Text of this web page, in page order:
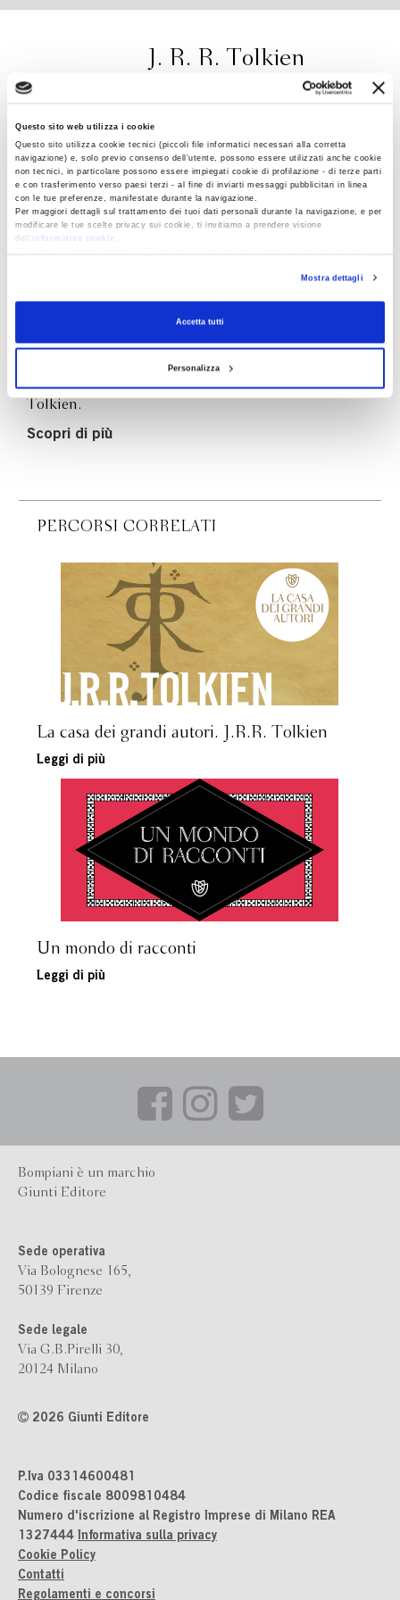
Questo sito web utilizza i cookie
Questo sito utilizza cookie tecnici (piccoli file informatici necessari alla corretta
navigazione) e, solo previo consenso dell’utente, possono essere utilizzati anche cookie
non tecnici, in particolare possono essere impiegati cookie di profilazione - di terze parti
e con trasferimento verso paesi terzi - al fine di inviarti messaggi pubblicitari in linea
con le tue preferenze, manifestate durante la navigazione.
Per maggiori dettagli sul trattamento dei tuoi dati personali durante la navigazione, e per
modificare le tue scelte privacy sui cookie, ti invitiamo a prendere visione
dell’
informativa cookie
RevocaMostra dettagli
Accetta tutti
Personalizza
J. R. R. Tolkien
John Ronald Reuel Tolkien nacque il 3 gennaio
1892 a Bloemfontein, in Sudafrica, da genitori
inglesi. Insegnò Lingua e letteratura anglosassone
Bournemouth, nello Hampshire, il 2 settembre
Bompiani, ricordiamo I
l Signore degli Anelli
Tolkien.
Scopri di più
PERCORSI CORRELATI
La casa dei grandi autori. J.R.R. Tolkien
Leggi di più
Un mondo di racconti
Leggi di più
Bompiani è un marchio
Giunti Editore
Sede operativa
Via Bolognese 165,
50139 Firenze
Sede legale
Via G.B.Pirelli 30,
20124 Milano
2026 Giunti Editore
P.Iva 03314600481
Codice fiscale 8009810484
Numero d'iscrizione al Registro Imprese di Milano REA
1327444 Informativa sulla privacy
Cookie Policy
Contatti
Regolamenti e concorsi